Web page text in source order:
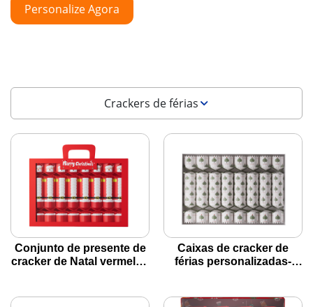
Personalize Agora
Crackers de férias
Conjunto de presente de
cracker de Natal vermelho
Caixas de cracker de
férias personalizadas-